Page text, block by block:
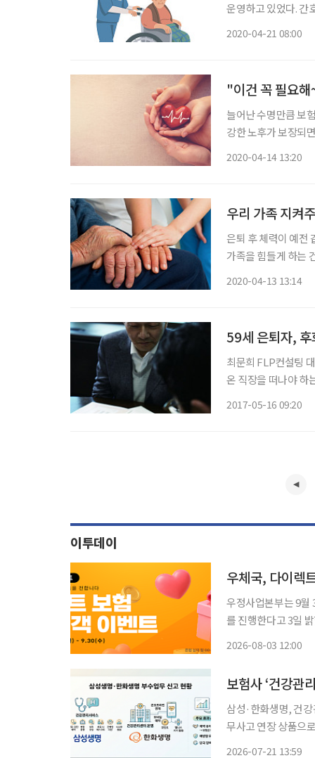
운영하고 있었다. 간
2020-04-21 08:00
"이건 꼭 필요
늘어난 수명만큼 보
강한 노후가 보장되
2020-04-14 13:20
우리 가족 지켜
은퇴 후 체력이 예전
가족을 힘들게 하는
2020-04-13 13:14
59세 은퇴자, 후
최문희 FLP컨설팅
온 직장을 떠나야 하
2017-05-16 09:20
이투데이
우체국, 다이렉
우정사업본부는 9월
를 진행한다고 3일 밝혔다. 이벤트는 우체국보험 홈페이지와 '잇다 보험'
2026-08-03 12:00
보험사 ‘건강관
삼성·한화생명, 건
무사고 연장 상품으로 배타적사용권 획득 보
2026-07-21 13:59